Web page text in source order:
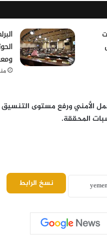
الأمني ورفع مستوى
المحققة.
نسخ الرابط